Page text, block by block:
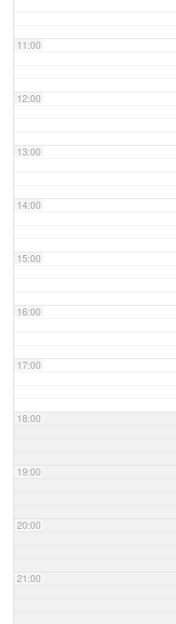
11:00
12:00
13:00
14:00
15:00
16:00
17:00
18:00
19:00
20:00
21:00